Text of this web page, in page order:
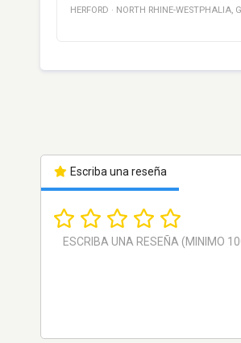
HERFORD · NORTH RHINE-WESTPHALIA,
Escriba una reseña